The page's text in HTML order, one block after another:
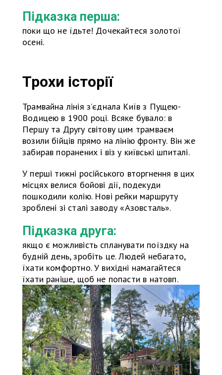
Підказка перша:
поки що не їдьте! Дочекайтеся золотої
осені.
Трохи історії
Трамвайна лінія з’єднала Київ з Пущею-
Водицею в 1900 році. Всяке бувало: в
Першу та Другу світову цим трамваєм
возили бійців прямо на лінію фронту. Він же
забирав поранених і віз у київські шпиталі.
У перші тижні російського вторгнення в цих
місцях велися бойові дії, подекуди
пошкодили колію. Нові рейки маршруту
зроблені зі сталі заводу «Азовсталь».
Підказка друга:
якщо є можливість спланувати поїздку на
будній день, зробіть це. Людей небагато,
їхати комфортно. У вихідні намагайтеся
їхати раніше, щоб не попасти в натовп.